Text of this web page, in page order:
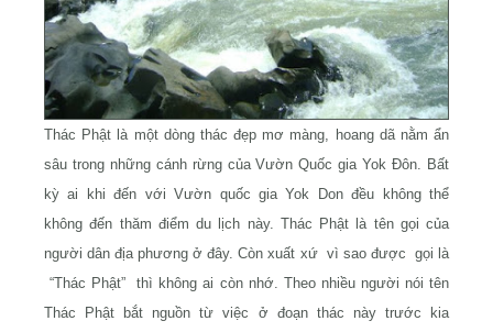
Thác Phật là một dòng thác đẹp mơ màng, hoang dã nằm ẩn
sâu trong những cánh rừng của Vườn Quốc gia Yok Đôn. Bất
kỳ ai khi đến với Vườn quốc gia Yok Don đều không thể
không đến thăm điểm du lịch này. Thác Phật là tên gọi của
người dân địa phương ở đây. Còn xuất xứ vì sao được gọi là
“Thác Phật” thì không ai còn nhớ. Theo nhiều người nói tên
Thác Phật bắt nguồn từ việc ở đoạn thác này trước kia